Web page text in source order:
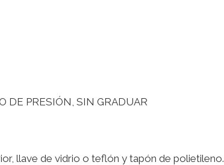
DE PRESIÓN, SIN GRADUAR
llave de vidrio o teflón y tapón de polietileno.